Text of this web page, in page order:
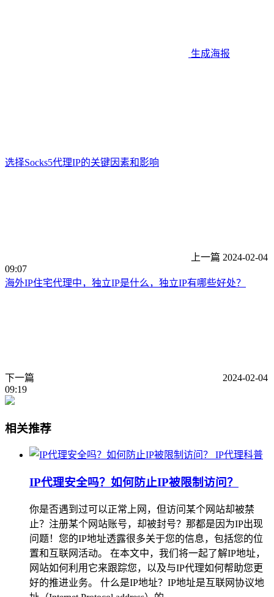
生成海报
选择Socks5代理IP的关键因素和影响
上一篇 2024-02-04
09:07
海外IP住宅代理中，独立IP是什么，独立IP有哪些好处？
下一篇
2024-02-04
09:19
相关推荐
IP代理科普
IP代理安全吗？如何防止IP被限制访问？
你是否遇到过可以正常上网，但访问某个网站却被禁
止？注册某个网站账号，却被封号？那都是因为IP出现
问题！您的IP地址透露很多关于您的信息，包括您的位
置和互联网活动。 在本文中，我们将一起了解IP地址，
网站如何利用它来跟踪您，以及与IP代理如何帮助您更
好的推进业务。 什么是IP地址？IP地址是互联网协议地